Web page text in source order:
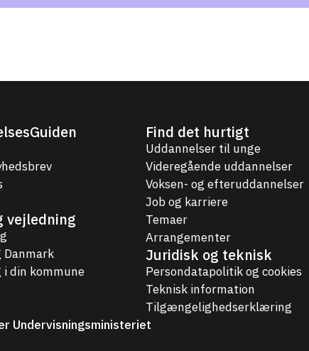
vejledning
Danmark
i din kommune
Find det hurtigt
Uddannelser til unge
Videregående uddannelser
Voksen- og efteruddannelser
Job og karriere
Temaer
Arrangementer
Juridisk og teknisk
Persondatapolitik og cookies
Teknisk information
Tilgængelighedserklæring
Undervisningsministeriet